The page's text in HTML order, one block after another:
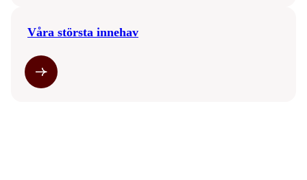
Våra största innehav